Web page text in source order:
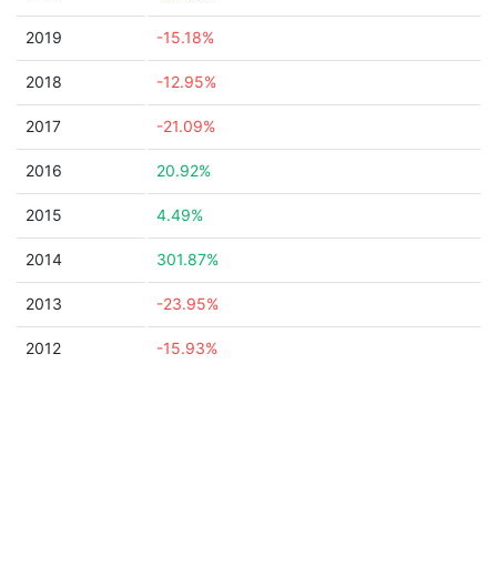
2019 -15.18%
2018 -12.95%
2017 -21.09%
2016 20.92%
2015 4.49%
2014 301.87%
2013 -23.95%
2012 -15.93%